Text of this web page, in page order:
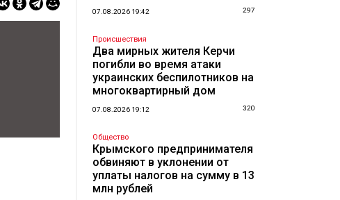
07.08.2026 19:42 297
Происшествия
Два мирных жителя Керчи
погибли во время атаки
украинских беспилотников на
многоквартирный дом
07.08.2026 19:12 320
Общество
Крымского предпринимателя
обвиняют в уклонении от
уплаты налогов на сумму в 13
млн рублей